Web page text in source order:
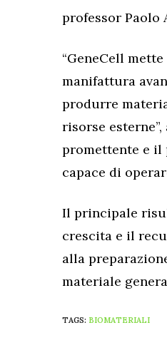
professor Paolo
“GeneCell
manifattura
produrre
risorse
promettente e il
capace di
Il principale
crescita e il
alla
materiale
TAGS: BIOMATERIALI